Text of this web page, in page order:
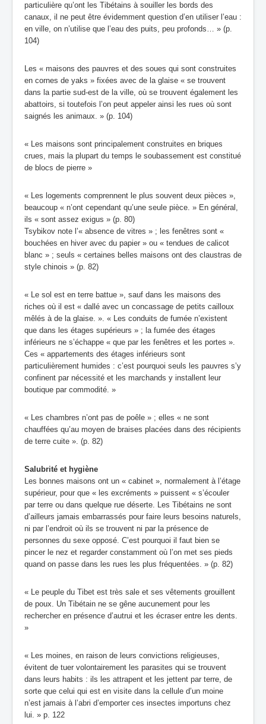
particulière qu’ont les Tibétains à souiller les bords des
canaux, il ne peut être évidemment question d’en utiliser l’eau :
en ville, on n’utilise que l’eau des puits, peu profonds… » (p.
104)
Les « maisons des pauvres et des soues qui sont construites
en cornes de yaks » fixées avec de la glaise « se trouvent
dans la partie sud-est de la ville, où se trouvent également les
abattoirs, si toutefois l’on peut appeler ainsi les rues où sont
saignés les animaux. » (p. 104)
« Les maisons sont principalement construites en briques
crues, mais la plupart du temps le soubassement est constitué
de blocs de pierre »
« Les logements comprennent le plus souvent deux pièces »,
beaucoup « n’ont cependant qu’une seule pièce. » En général,
ils « sont assez exigus » (p. 80)
Tsybikov note l’« absence de vitres » ; les fenêtres sont «
bouchées en hiver avec du papier » ou « tendues de calicot
blanc » ; seuls « certaines belles maisons ont des claustras de
style chinois » (p. 82)
« Le sol est en terre battue », sauf dans les maisons des
riches où il est « dallé avec un concassage de petits cailloux
mêlés à de la glaise. ». « Les conduits de fumée n’existent
que dans les étages supérieurs » ; la fumée des étages
inférieurs ne s’échappe « que par les fenêtres et les portes ».
Ces « appartements des étages inférieurs sont
particulièrement humides : c’est pourquoi seuls les pauvres s’y
confinent par nécessité et les marchands y installent leur
boutique par commodité. »
« Les chambres n’ont pas de poêle » ; elles « ne sont
chauffées qu’au moyen de braises placées dans des récipients
de terre cuite ». (p. 82)
Salubrité et hygiène
Les bonnes maisons ont un « cabinet », normalement à l’étage
supérieur, pour que « les excréments » puissent « s’écouler
par terre ou dans quelque rue déserte. Les Tibétains ne sont
d’ailleurs jamais embarrassés pour faire leurs besoins naturels,
ni par l’endroit où ils se trouvent ni par la présence de
personnes du sexe opposé. C’est pourquoi il faut bien se
pincer le nez et regarder constamment où l’on met ses pieds
quand on passe dans les rues les plus fréquentées. » (p. 82)
« Le peuple du Tibet est très sale et ses vêtements grouillent
de poux. Un Tibétain ne se gêne aucunement pour les
rechercher en présence d’autrui et les écraser entre les dents.
»
« Les moines, en raison de leurs convictions religieuses,
évitent de tuer volontairement les parasites qui se trouvent
dans leurs habits : ils les attrapent et les jettent par terre, de
sorte que celui qui est en visite dans la cellule d’un moine
n’est jamais à l’abri d’emporter ces insectes importuns chez
lui. » p. 122